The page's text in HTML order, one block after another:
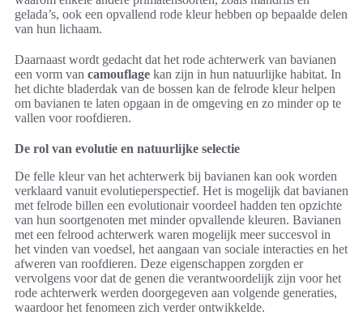
gelada’s, ook een opvallend rode kleur hebben op bepaalde delen
van hun lichaam.
Daarnaast wordt gedacht dat het rode achterwerk van bavianen
een vorm van camouflage kan zijn in hun natuurlijke habitat. In
het dichte bladerdak van de bossen kan de felrode kleur helpen
om bavianen te laten opgaan in de omgeving en zo minder op te
vallen voor roofdieren.
De rol van evolutie en natuurlijke selectie
De felle kleur van het achterwerk bij bavianen kan ook worden
verklaard vanuit evolutieperspectief. Het is mogelijk dat bavianen
met felrode billen een evolutionair voordeel hadden ten opzichte
van hun soortgenoten met minder opvallende kleuren. Bavianen
met een felrood achterwerk waren mogelijk meer succesvol in
het vinden van voedsel, het aangaan van sociale interacties en het
afweren van roofdieren. Deze eigenschappen zorgden er
vervolgens voor dat de genen die verantwoordelijk zijn voor het
rode achterwerk werden doorgegeven aan volgende generaties,
waardoor het fenomeen zich verder ontwikkelde.